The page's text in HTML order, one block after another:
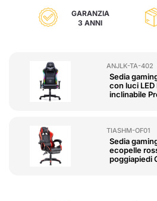
GARANZIA
3 ANNI
ANJLK-TA-402
Sedia
con luci LED
inclinabile
TIASHM-OF01
Sedia
ecopelle
poggiapiedi